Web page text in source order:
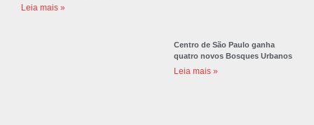
Leia mais »
Centro de São Paulo ganha
quatro novos Bosques Urbanos
Leia mais »